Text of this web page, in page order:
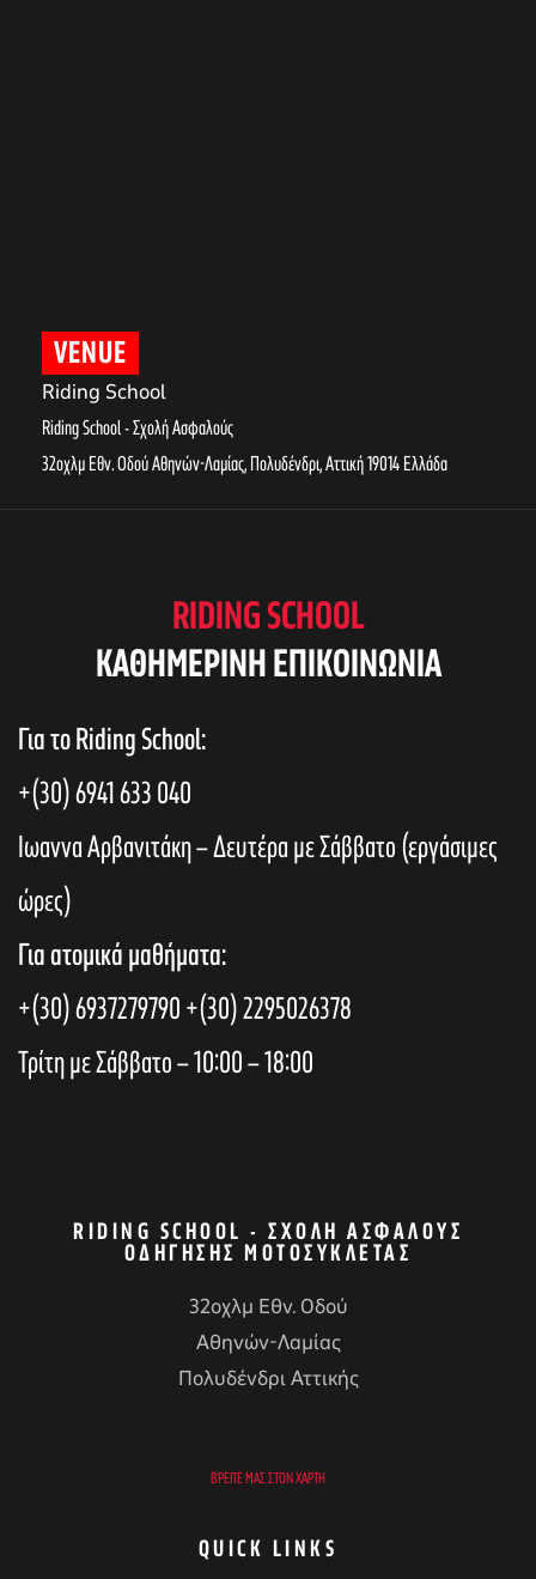
VENUE
Riding School
Riding School - Σχολή Ασφαλούς
32οχλμ Εθν. Οδού Αθηνών-Λαμίας, Πολυδένδρι,Αττική19014Ελλάδα
RIDING SCHOOL
KAΘΗΜΕΡΙΝΗ ΕΠΙΚΟΙΝΩΝΙΑ
Για το Riding School:
+(30) 6941 633 040
Ιωαννα Αρβανιτάκη – Δευτέρα με Σάββατο (εργάσιμες
ώρες)
Για ατομικά μαθήματα:
+(30) 6937279790+(30) 2295026378
Τρίτη με Σάββατο – 10:00 – 18:00
RIDING SCHOOL - ΣΧΟΛΉ ΑΣΦΑΛΟΎΣ
ΟΔΉΓΗΣΗΣ ΜΟΤΟΣΥΚΛΈΤΑΣ
32οχλμ Εθν. Οδού
Αθηνών-Λαμίας
Πολυδένδρι Αττικής
ΒΡΕΊΤΕ ΜΑΣ ΣΤΟΝ ΧΆΡΤΗ
QUICK LINKS